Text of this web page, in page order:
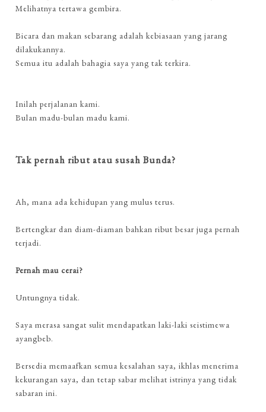
Melihatnya tertawa gembira.
Bicara dan makan sebarang adalah kebiasaan yang jarang
dilakukannya.
Semua itu adalah bahagia saya yang tak terkira.
Inilah perjalanan kami.
Bulan madu-bulan madu kami.
Tak pernah ribut atau susah Bunda?
Ah, mana ada kehidupan yang mulus terus.
Bertengkar dan diam-diaman bahkan ribut besar juga pernah
terjadi.
Pernah mau cerai?
Untungnya tidak.
Saya merasa sangat sulit mendapatkan laki-laki seistimewa
ayangbeb.
Bersedia memaafkan semua kesalahan saya, ikhlas menerima
kekurangan saya, dan tetap sabar melihat istrinya yang tidak
sabaran ini.